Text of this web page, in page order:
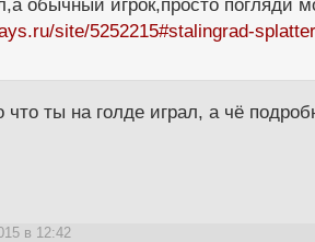
обычный игрок,просто погляди
site/5252215#stalingrad-
что ты на голде играл, а чё
в 12:42